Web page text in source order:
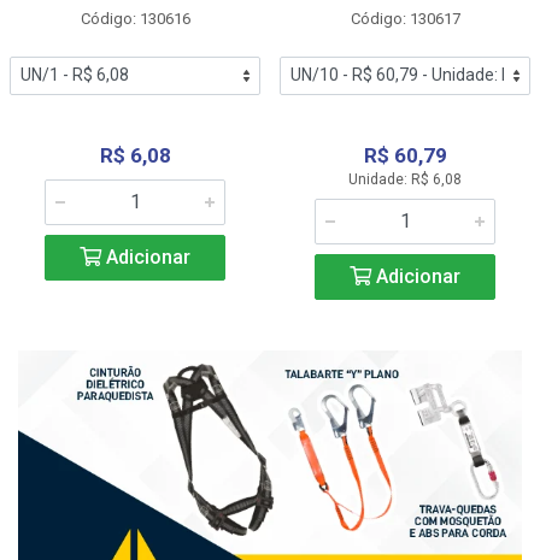
Código: 130616
R$ 6,08
Adicionar
Código: 130617
R$ 60,79
Unidade: R$ 6,08
Adicionar